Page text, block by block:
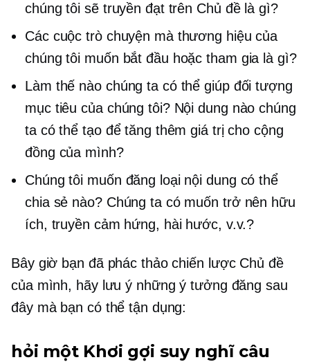
chúng tôi sẽ truyền đạt trên Chủ đề là gì?
Các cuộc trò chuyện mà thương hiệu của
chúng tôi muốn bắt đầu hoặc tham gia là gì?
Làm thế nào chúng ta có thể giúp đối tượng
mục tiêu của chúng tôi? Nội dung nào chúng
ta có thể tạo để tăng thêm giá trị cho cộng
đồng của mình?
Chúng tôi muốn đăng loại nội dung có thể
chia sẻ nào? Chúng ta có muốn trở nên hữu
ích, truyền cảm hứng, hài hước, v.v.?
Bây giờ bạn đã phác thảo chiến lược Chủ đề
của mình, hãy lưu ý những ý tưởng đăng sau
đây mà bạn có thể tận dụng:
hỏi một Khơi gợi suy nghĩcâu